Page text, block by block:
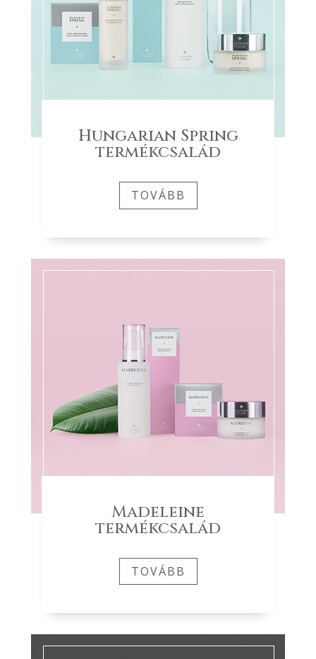
Hungarian Spring
termékcsalád
TOVÁBB
Madeleine
termékcsalád
TOVÁBB